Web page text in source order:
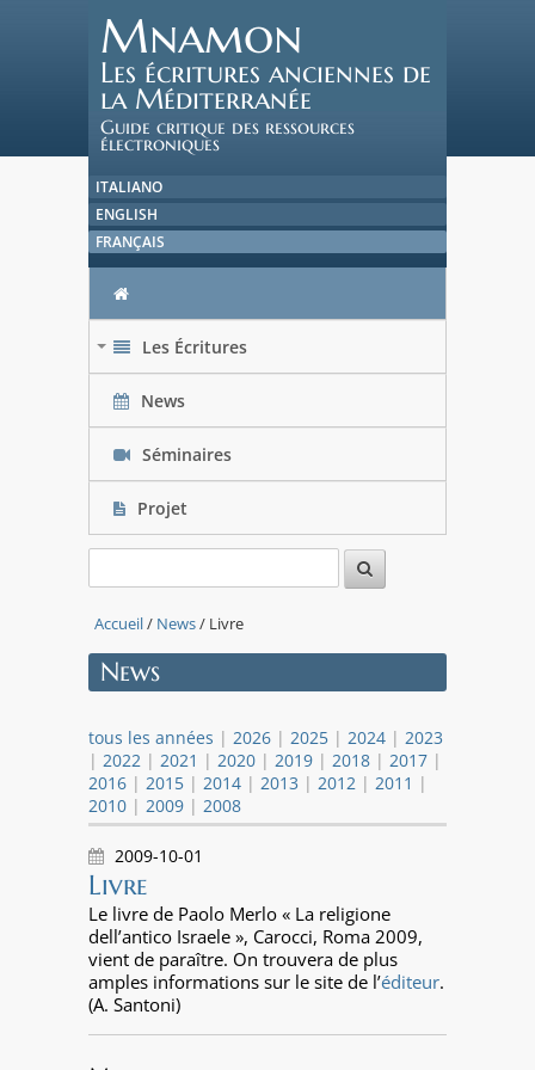
Mnamon
Les écritures anciennes de
la Méditerranée
Guide critique des ressources
électroniques
ITALIANO
ENGLISH
FRANÇAIS
Les Écritures
News
Séminaires
Projet
Accueil/ News/ Livre
News
tous les années | 2026 | 2025 | 2024 | 2023
| 2022 | 2021 | 2020 | 2019 | 2018 | 2017 |
2016 | 2015 | 2014 | 2013 | 2012 | 2011 |
2010 | 2009 | 2008
2009-10-01
Livre
Le livre de Paolo Merlo « La religione
dell’antico Israele », Carocci, Roma 2009,
vient de paraître. On trouvera de plus
amples informations sur le site de l’éditeur.
(A. Santoni)